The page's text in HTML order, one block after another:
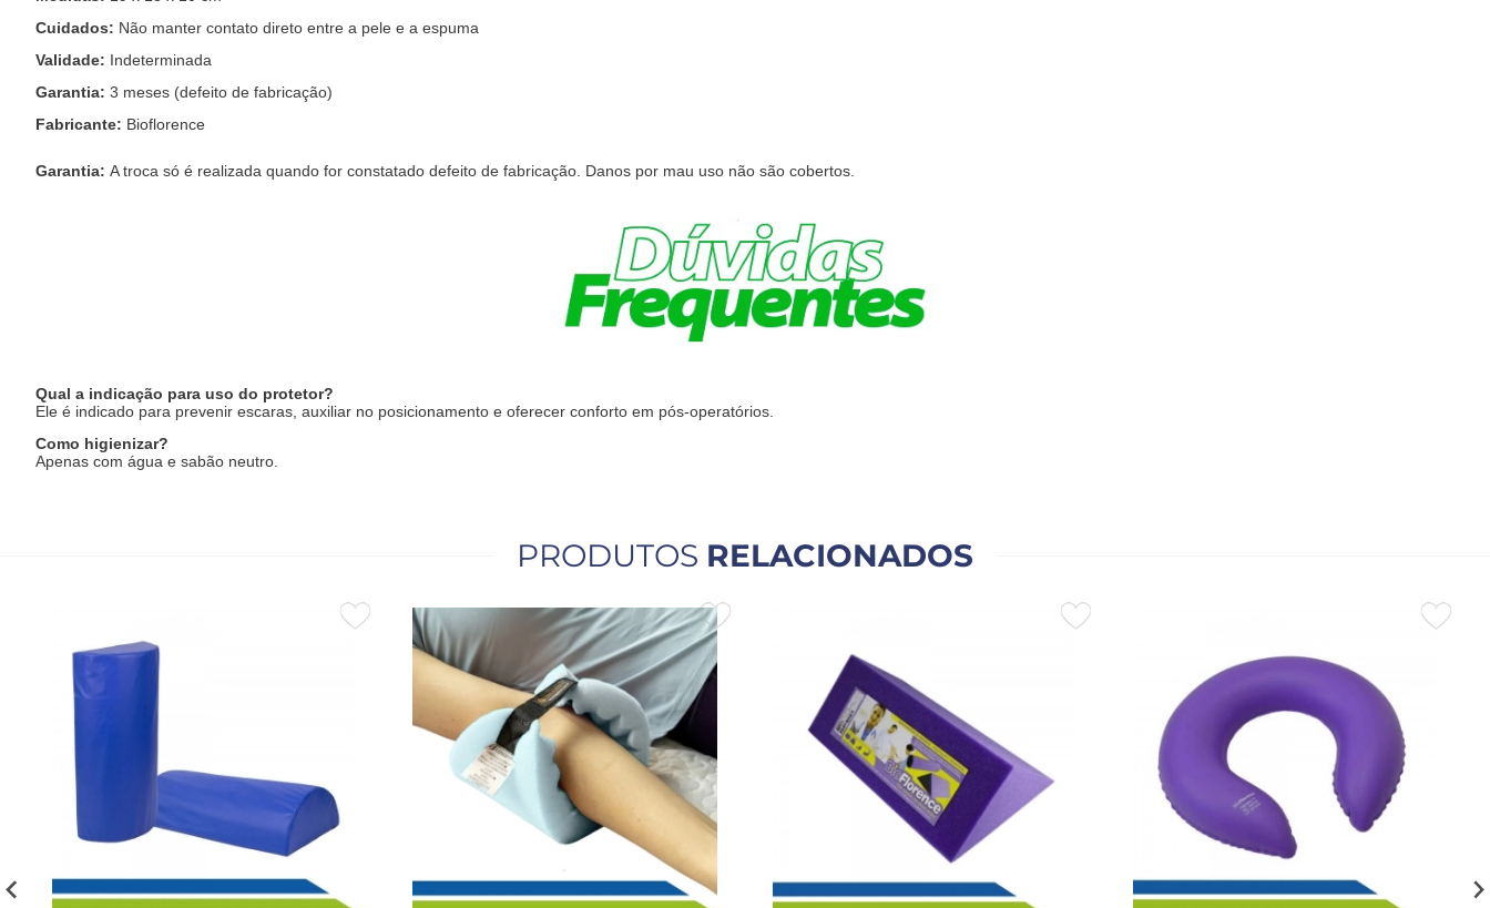
Cuidados: Não manter contato direto entre a pele e a espuma
Validade: Indeterminada
Garantia: 3 meses (defeito de fabricação)
Fabricante: Bioflorence
Garantia: A troca só é realizada quando for constatado defeito de fabricação. Danos por mau uso não são cobertos.
Qual a indicação para uso do protetor?
Ele é indicado para prevenir escaras, auxiliar no posicionamento e oferecer conforto em pós-operatórios.
Como higienizar?
Apenas com água e sabão neutro.
PRODUTOS RELACIONADOS